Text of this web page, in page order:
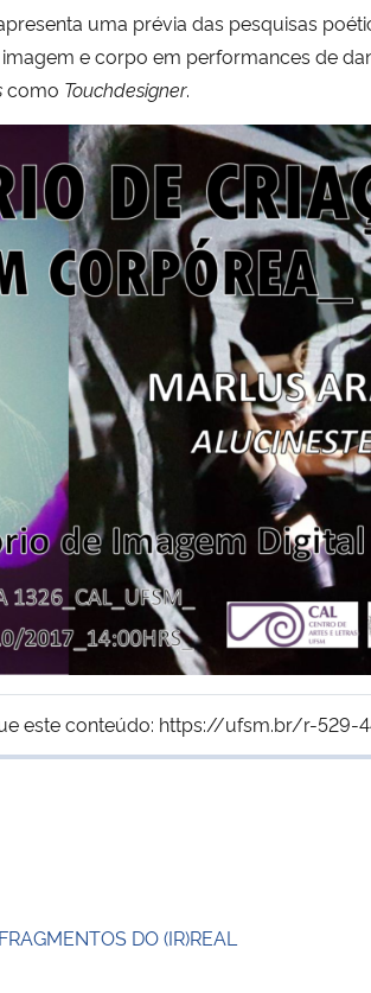
uma prévia das pesquisas
e corpo em performances de
como Touchdesigner.
este conteúdo: https://ufsm.br/r-529-
FRAGMENTOS DO (IR)REAL